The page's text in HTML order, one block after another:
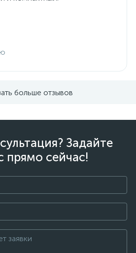
больше отзывов
Задайте
прямо сейчас!